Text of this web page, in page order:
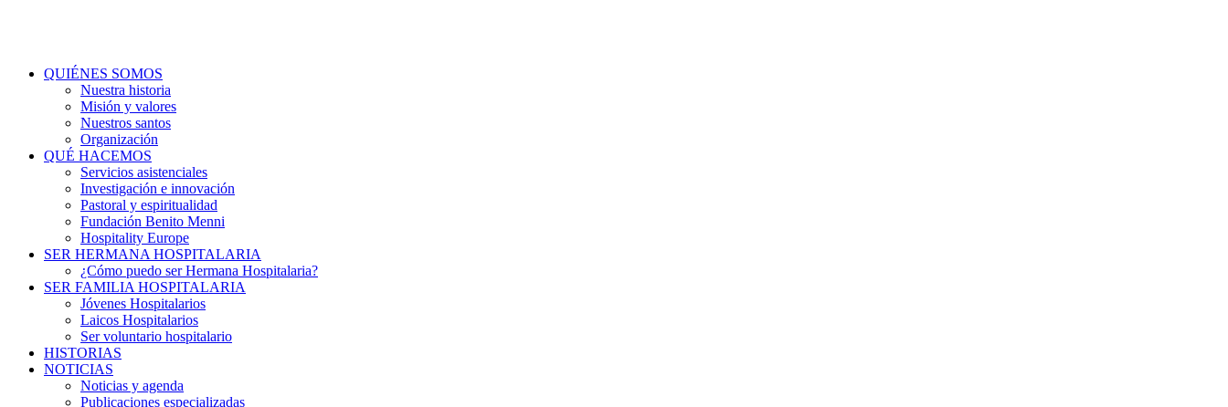
QUIÉNES SOMOS
Nuestra historia
Misión y valores
Nuestros santos
Organización
QUÉ HACEMOS
Servicios asistenciales
Investigación e innovación
Pastoral y espiritualidad
Fundación Benito Menni
Hospitality Europe
SER HERMANA HOSPITALARIA
¿Cómo puedo ser Hermana Hospitalaria?
SER FAMILIA HOSPITALARIA
Jóvenes Hospitalarios
Laicos Hospitalarios
Ser voluntario hospitalario
HISTORIAS
NOTICIAS
Noticias y agenda
Publicaciones especializadas